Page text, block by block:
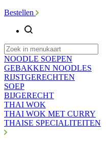
Bestellen
NOODLE SOEPEN
GEBAKKEN NOODLES
RIJSTGERECHTEN
SOEP
BIJGERECHT
THAI WOK
THAI WOK MET CURRY
THAISE SPECIALITEITEN